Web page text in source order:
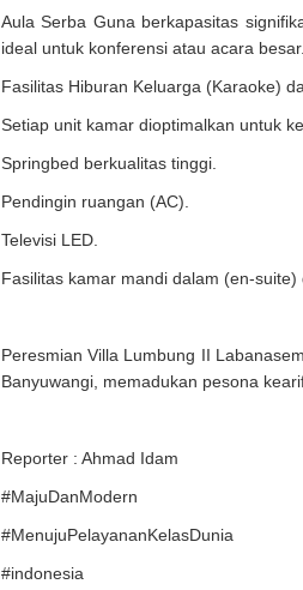
Aula Serba Guna berkapasitas
ideal untuk konferensi atau acara besar.
Fasilitas Hiburan Keluarga (Karaoke)
Setiap unit kamar dioptimalkan untuk
Springbed berkualitas tinggi.
Pendingin ruangan (AC).
Televisi LED.
Fasilitas kamar mandi dalam (en-
Peresmian Villa Lumbung II
Banyuwangi, memadukan pesona
Reporter : Ahmad Idam
#MajuDanModern
#MenujuPelayananKelasDunia
#indonesia